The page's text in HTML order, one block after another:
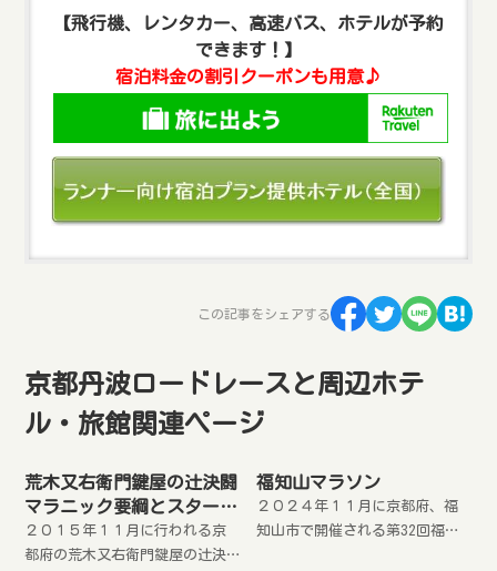
【飛行機、レンタカー、高速バス、ホテルが予約
できます！】
宿泊料金の割引クーポンも用意♪
この記事をシェアする
京都丹波ロードレースと周辺ホテ
ル・旅館関連ページ
荒木又右衛門鍵屋の辻決闘
マラニック要綱とスタート
地点周辺のホテル
２０１５年１１月に行われる京
都府の荒木又右衛門鍵屋の辻決
福知山マラソン
２０２４年１１月に京都府、福
知山市で開催される第32回福知